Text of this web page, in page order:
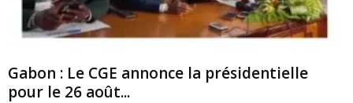
Gabon : Le CGE annonce la présidentielle
pour le 26 août...